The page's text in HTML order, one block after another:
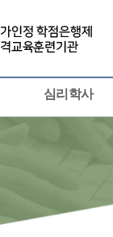
심리학사